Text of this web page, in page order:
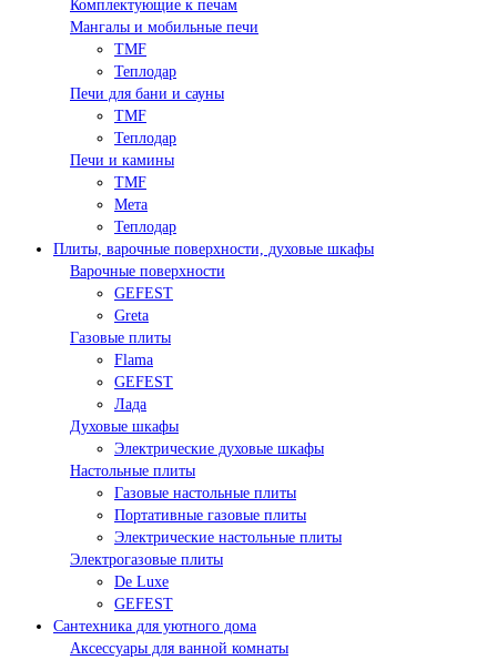
Комплектующие к печам
Мангалы и мобильные печи
TMF
Теплодар
Печи для бани и сауны
TMF
Теплодар
Печи и камины
TMF
Мета
Теплодар
Плиты, варочные поверхности, духовые шкафы
Варочные поверхности
GEFEST
Greta
Газовые плиты
Flama
GEFEST
Лада
Духовые шкафы
Электрические духовые шкафы
Настольные плиты
Газовые настольные плиты
Портативные газовые плиты
Электрические настольные плиты
Электрогазовые плиты
De Luxe
GEFEST
Сантехника для уютного дома
Аксессуары для ванной комнаты